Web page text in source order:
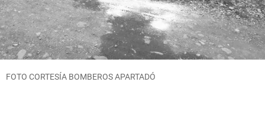
FOTO CORTESÍA BOMBEROS APARTADÓ